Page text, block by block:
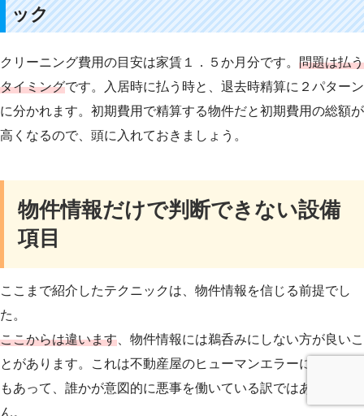
ック
クリーニング費用の目安は家賃１．５か月分です。 問題は払う
タイミングです。入居時に払う時と、退去時精算に２パターン
に分かれます。初期費用で精算する物件だと初期費用の総額が
高くなるので、頭に入れておきましょう。
物件情報だけで判断できない設備
項目
ここまで紹介したテクニックは、物件情報を信じる前提でし
た。
ここからは違います 、物件情報には鵜呑みにしない方が良いこ
とがあります。これは不動産屋のヒューマンエラーによるもの
もあって、誰かが意図的に悪事を働いている訳ではありませ
ん。